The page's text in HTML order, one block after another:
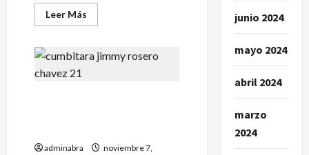
Leer Más
más
Esto
dejó
adminabra
noviembre 7,
junio 2024
mayo 2024
abril 2024
marzo
2024